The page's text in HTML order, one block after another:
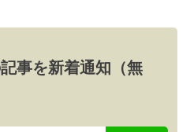
事を新着通知（無